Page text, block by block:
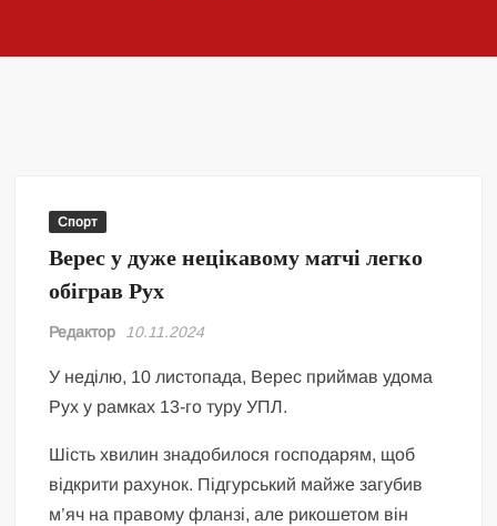
Спорт
Верес у дуже нецікавому матчі легко
обіграв Рух
Редактор 10.11.2024
У неділю, 10 листопада, Верес приймав удома
Рух у рамках 13-го туру УПЛ.
Шість хвилин знадобилося господарям, щоб
відкрити рахунок. Підгурський майже загубив
м’яч на правому фланзі, але рикошетом він